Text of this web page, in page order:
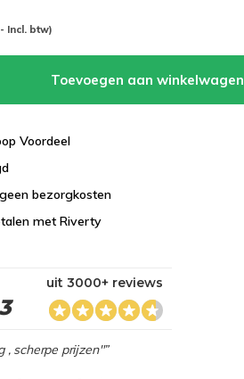
Incl. btw)
Toevoegen aan winkelwagen
Voordeel
bezorgkosten
met Riverty
uit 3000+ reviews
, scherpe prijzen"”